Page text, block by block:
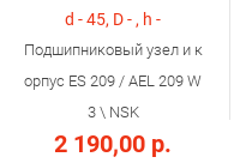
d - 45, D - , h -
Подшипниковый узел и к
орпус ES 209 / AEL 209 W
3 \ NSK
2 190,00 р.